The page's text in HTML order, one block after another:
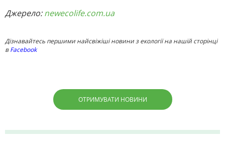
Джерело:newecolife.com.ua
Дізнавайтесь першими найсвіжіші новини з екології на нашій сторінці
вFacebook
ОТРИМУВАТИ НОВИНИ